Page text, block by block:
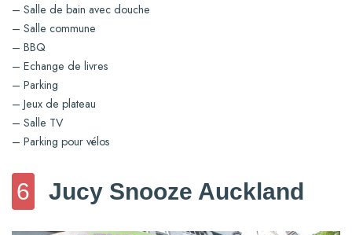
– Salle de bain avec douche
– Salle commune
– BBQ
– Echange de livres
– Parking
– Jeux de plateau
– Salle TV
– Parking pour vélos
6 Jucy Snooze Auckland